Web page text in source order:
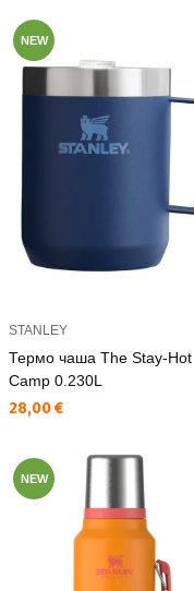
NEW
STANLEY
Термо чаша The Stay-Hot
Camp 0.230L
Текуща цена:
28,00 €
NEW